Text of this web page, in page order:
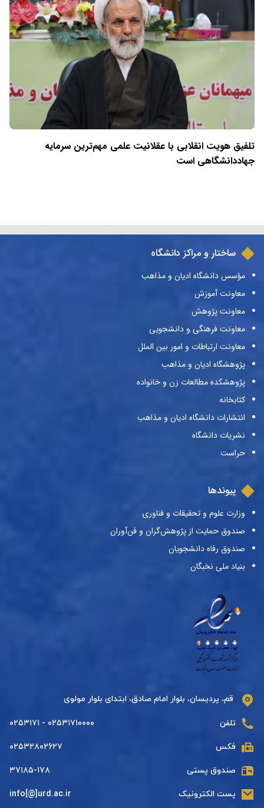
تلفیق هویت انقلابی با عقلانیت علمی مهم‌ترین سرمایه
جهاددانشگاهی است
ساختار و مراکز دانشگاه
مؤسس دانشگاه ادیان و مذاهب
معاونت آموزش
معاونت پژوهش
معاونت فرهنگی و دانشجویی
معاونت ارتباطات و امور بین الملل
پژوهشگاه ادیان و مذاهب
پژوهشکده مطالعات زن و خانواده
کتابخانه
انتشارات دانشگاه ادیان و مذاهب
نشریات دانشگاه
حراست
پیوندها
وزارت علوم و تحقیقات و فناوری
صندوق حمایت از پژوهش‌گران و فن‌آوران
صندوق رفاه دانشجویان
بنیاد ملی نخبگان
قم، پردیسان، بلوار امام صادق، ابتدای بلوار مولوی
تلفن ۰۲۵۳۱۷۱۰۰۰۰ - ۰۲۵۳۱۷۱
فکس ۰۲۵۳۲۸۰۲۶۲۷
صندوق پستی ۳۷۱۸۵-۱۷۸
پست الکترونیک info[@]urd.ac.ir